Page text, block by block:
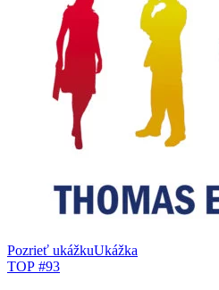
Pozrieť ukážkuUkážka
TOP #93